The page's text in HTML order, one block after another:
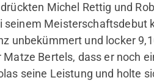
Michel Rettig und
seinem Meisterschaftsdebut
unbekümmert und locker
Matze Bertels, dass er noch
seine Leistung und holte